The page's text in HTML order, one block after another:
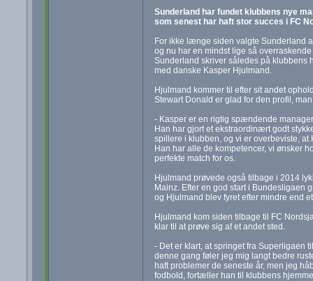
Sunderland har fundet klubbens nye
som senest har haft stor succes i FC
For ikke længe siden valgte Sunderland
og nu har en mindst lige så
Sunderland skriver således på klubbens
med danske Kasper Hjulmand.
Hjulmand kommer til efter sit andet
Stewart Donald er glad for den profil,
- Kasper er en rigtig spændende
Han har gjort et ekstraordinært godt
spillere i klubben, og vi er overbeviste,
Han har alle de kompetencer, vi ønsker
perfekte match for os.
Hjulmand prøvede også tilbage i 2014
Mainz. Efter en god start i Bundesligaen
og Hjulmand blev fyret efter mindre end
Hjulmand kom siden tilbage til FC
klar til at prøve sig af et andet sted.
- Det er klart, at springet fra Superligaen
denne gang føler jeg mig langt bedre
haft problemer de seneste år, men jeg
fodbold, fortæller han til klubbens